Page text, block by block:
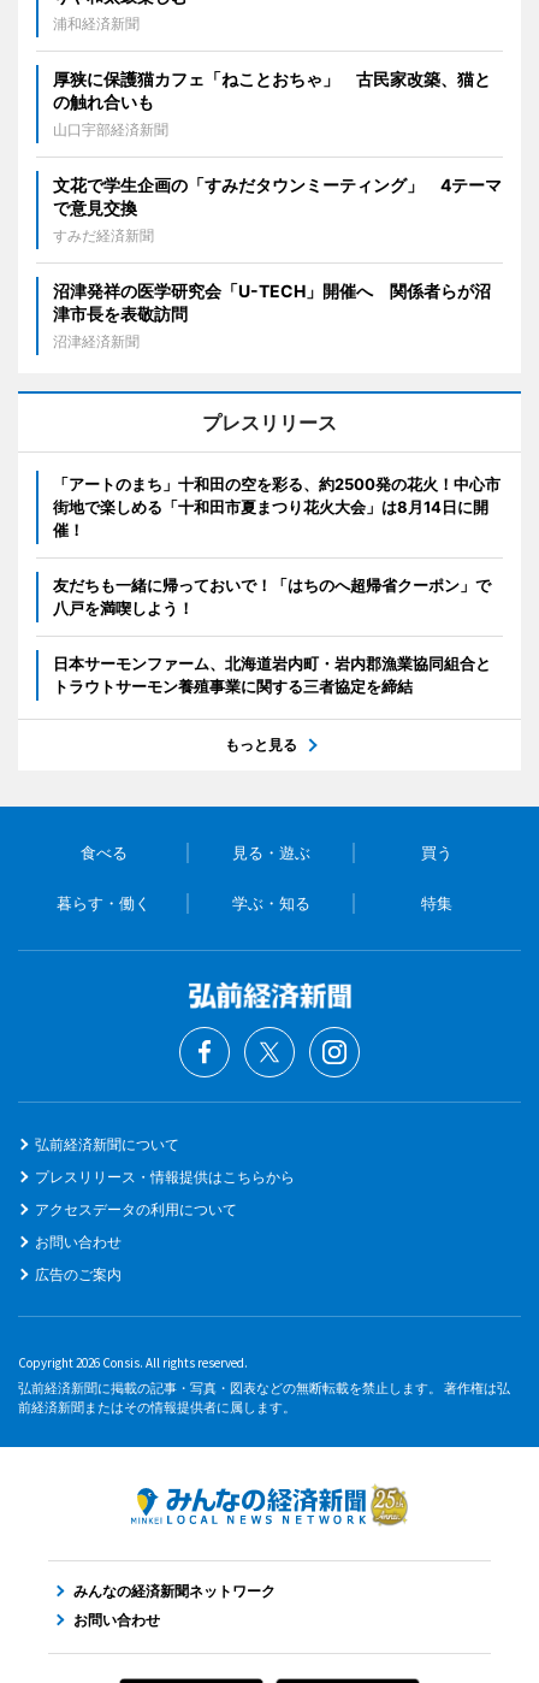
浦和経済新聞
厚狭に保護猫カフェ「ねことおちゃ」 古民家改築、猫と
の触れ合いも
山口宇部経済新聞
文花で学生企画の「すみだタウンミーティング」 4テーマ
で意見交換
すみだ経済新聞
沼津発祥の医学研究会「U-TECH」開催へ 関係者らが沼
津市長を表敬訪問
沼津経済新聞
プレスリリース
「アートのまち」十和田の空を彩る、約2500発の花火！中心市
街地で楽しめる「十和田市夏まつり花火大会」は8月14日に開
催！
友だちも一緒に帰っておいで！「はちのへ超帰省クーポン」で
八戸を満喫しよう！
日本サーモンファーム、北海道岩内町・岩内郡漁業協同組合と
トラウトサーモン養殖事業に関する三者協定を締結
もっと見る
食べる 見る・遊ぶ 買う
暮らす・働く 学ぶ・知る 特集
弘前経済新聞について
プレスリリース・情報提供はこちらから
アクセスデータの利用について
お問い合わせ
広告のご案内
Copyright 2026 Consis. All rights reserved.
弘前経済新聞に掲載の記事・写真・図表などの無断転載を禁止します。 著作権は弘
前経済新聞またはその情報提供者に属します。
みんなの経済新聞ネットワーク
お問い合わせ